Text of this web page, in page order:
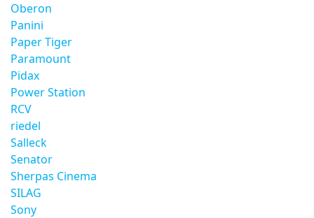
Oberon
Panini
Paper Tiger
Paramount
Pidax
Power Station
RCV
riedel
Salleck
Senator
Sherpas Cinema
SILAG
Sony